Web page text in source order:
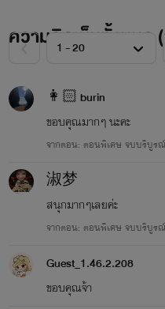
"ดัดแปลง" หมายความ
แก้ไข เพิ่มเติม หรือจำลองง
หรือบางส่วน
(๑) ในส่วนที่เกี่ยวกับว
วรรณกรรม เปลี่ยนรูปวรรณ
เลือกและจัดลำดับใหม่
(๒) ในส่วนที่เกี่ยวกับโ
รวมถึง ทำซ้ำโดยเปลี่ยนรูป
คอมพิวเตอร์ในส่วนอันเป็
ความคิดเห็นทั้งหมด (
👩🏻 burin
ขอบคุณมากๆ นะคะ
จากตอน: ตอนพิเศษ จบบริบูรณ์
淑梦
สนุกมากๆเลยค่ะ
จากตอน: ตอนพิเศษ จบบริบูรณ์
Guest_1.46.2.208
ขอบคุณจ้า